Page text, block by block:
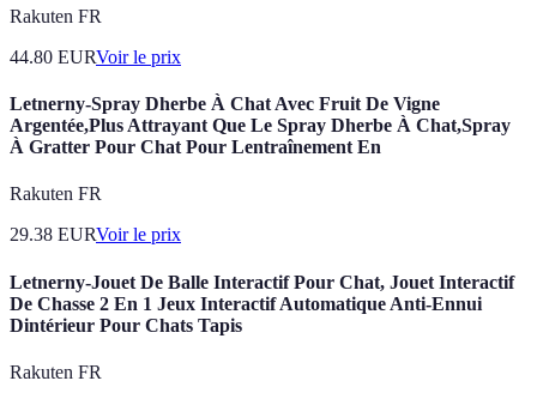
Rakuten FR
44.80 EURVoir le prix
Letnerny-Spray Dherbe À Chat Avec Fruit De Vigne
Argentée,Plus Attrayant Que Le Spray Dherbe À Chat,Spray
À Gratter Pour Chat Pour Lentraînement En
Rakuten FR
29.38 EURVoir le prix
Letnerny-Jouet De Balle Interactif Pour Chat, Jouet Interactif
De Chasse 2 En 1 Jeux Interactif Automatique Anti-Ennui
Dintérieur Pour Chats Tapis
Rakuten FR